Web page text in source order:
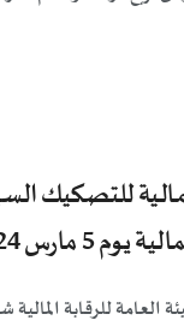
للتصكيك
5 مارس 2024:
العامة للرقابة